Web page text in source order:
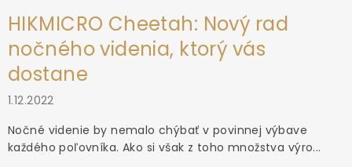
HIKMICRO Cheetah: Nový rad
nočného videnia, ktorý vás
dostane
1.12.2022
Nočné videnie by nemalo chýbať v povinnej výbave
každého poľovníka. Ako si však z toho množstva výro...